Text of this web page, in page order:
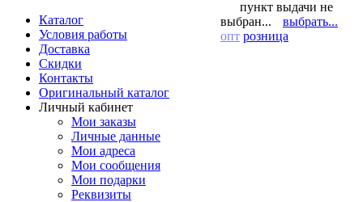
Каталог
Условия работы
Доставка
Скидки
Контакты
Оригинальный каталог
Личный кабинет
Мои заказы
Личные данные
Мои адреса
Мои сообщения
Мои подарки
Реквизиты
пункт выдачи не
выбран...
выбрать...
опт розница